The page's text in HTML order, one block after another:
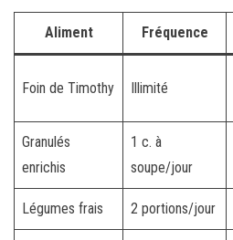
Aliment Fréquence
Foin de Timothy Illimité
Granulés
enrichis
1 c. à
soupe/jour
Légumes frais 2 portions/jour